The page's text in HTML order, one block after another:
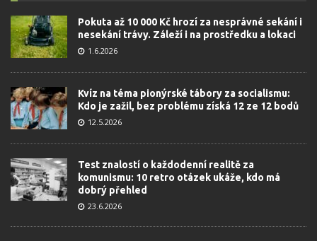
Pokuta až 10 000 Kč hrozí za nesprávné sekání i
nesekání trávy. Záleží i na prostředku a lokaci
1.6.2026
Kvíz na téma pionýrské tábory za socialismu:
Kdo je zažil, bez problému získá 12 ze 12 bodů
12.5.2026
Test znalostí o každodenní realitě za
komunismu: 10 retro otázek ukáže, kdo má
dobrý přehled
23.6.2026